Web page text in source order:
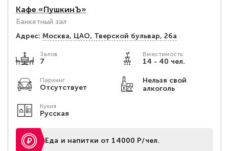
Кафе «ПушкинЪ»
Банкетный зал
Адрес: Москва, ЦАО, Тверской бульвар, 26а
Залов
7
Вместимость:
14 - 40 чел.
Паркинг
Отсутствует
Нельзя свой
алкоголь
Кухня
Русская
Еда и напитки от 14000 Р/чел.